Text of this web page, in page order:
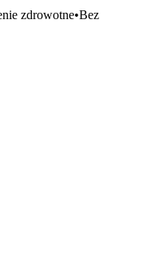
zdrowotne•Bez